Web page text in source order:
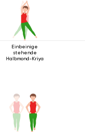
Einbeinige
stehende
Halbmond-Kriya